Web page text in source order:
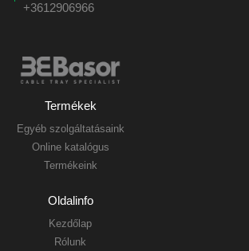
+3612906966
Termékek
Egyéb szolgáltatásaink
Online katalógus
Termékeink
Oldalinfo
Kezdőlap
Rólunk